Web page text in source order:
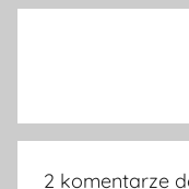
2 komentarze